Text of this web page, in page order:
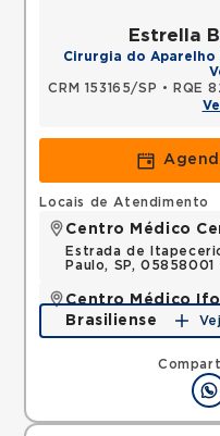
Estrella
Cirurgia do Aparelho
CRM 153165/SP •
RQE
Locais de Atendimento
Centro Médico
Estrada de
Paulo, SP, 05858001
Centro Médico
Brasiliense
Rua Americo
Campo, SP,